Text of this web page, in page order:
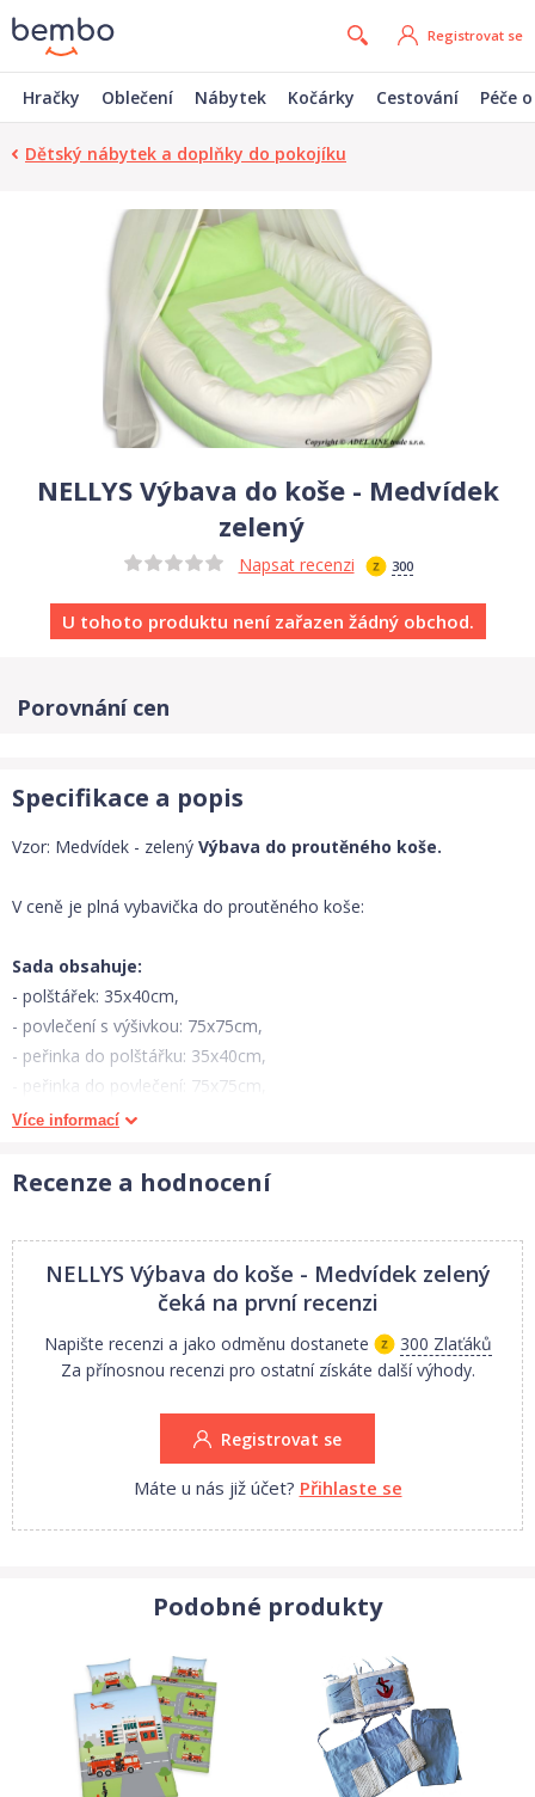
Registrovat se
Hračky Oblečení Nábytek Kočárky Cestování Péče
Dětský nábytek a doplňky do pokojíku
NELLYS Výbava do koše - Medvídek
zelený
Napsat recenzi 300
U tohoto produktu není zařazen žádný obchod.
Porovnání cen
Specifikace a popis
Vzor: Medvídek - zelený Výbava do proutěného koše.
V ceně je plná vybavička do proutěného koše:
Sada obsahuje:
- polštářek: 35x40cm,
- povlečení s výšivkou: 75x75cm,
- peřinka do polštářku: 35x40cm,
- peřinka do povlečení: 75x75cm,
- nebesa jak na obrázku,
Povlečení a volánek 100% atestovaná bavlna - atest - ÖKO-TEX.
Peřinky jsou vyrobeny z dutého hypoalergenního vlákna - vnitřní
výplň. Vnější 100% bavlna.
1. jakost.
V případě, že není zboží skladem, je dodání 10 - 14 prac. dní.
KOŠ NENÍ SOUČÁSTÍ SADY - ZDE POUZE SADA DO KOŠE !!!
Více informací
Recenze a hodnocení
NELLYS Výbava do koše - Medvídek zelený
čeká na první recenzi
Napište recenzi a jako odměnu dostanete
300 Zlaťáků
Za přínosnou recenzi pro ostatní získáte další výhody.
Registrovat se
Máte u nás již účet? Přihlaste se
Podobné produkty